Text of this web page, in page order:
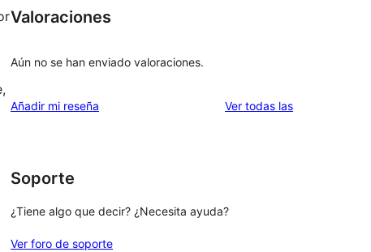
Valoraciones
Aún no se han enviado valoraciones.
Añadir mi reseña Ver todas lasvaloraciones
Soporte
¿Tiene algo que decir? ¿Necesita ayuda?
Ver foro de soporte